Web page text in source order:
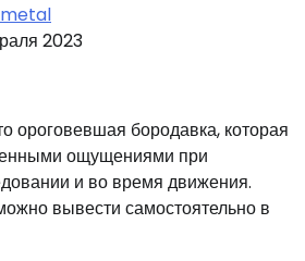
2023
ороговевшая бородавка, которая
ощущениями при
и во время движения.
вывести самостоятельно в